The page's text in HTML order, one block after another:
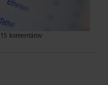
15 komentárov